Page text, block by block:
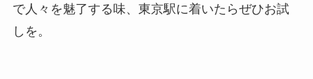
で人々を魅了する味、東京駅に着いたらぜひお試
しを。